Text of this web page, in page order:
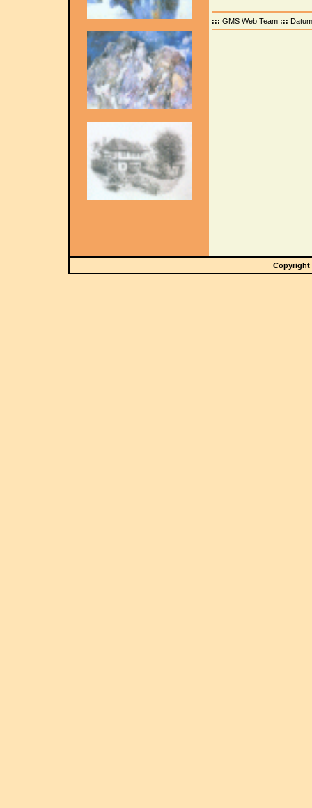
::: GMS Web Team :::
Copyright